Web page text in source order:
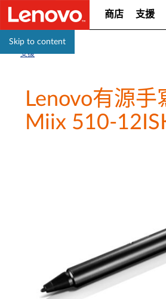
Skip to content
商店 支援
支援
Lenovo有源
Miix 510-